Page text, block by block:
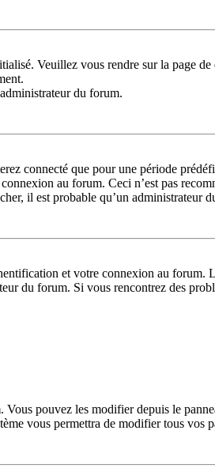
Veuillez vous rendre sur la page
du forum.
connecté que pour une période
au forum. Ceci n’est pas
il est probable qu’un administrateur
et votre connexion au forum.
du forum. Si vous rencontrez des
pouvez les modifier depuis le
vous permettra de modifier tous vos